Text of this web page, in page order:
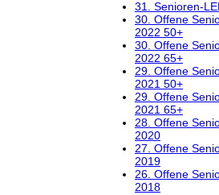
31. Senioren-
30. Offene
2022 50+
30. Offene
2022 65+
29. Offene
2021 50+
29. Offene
2021 65+
28. Offene
2020
27. Offene
2019
26. Offene
2018